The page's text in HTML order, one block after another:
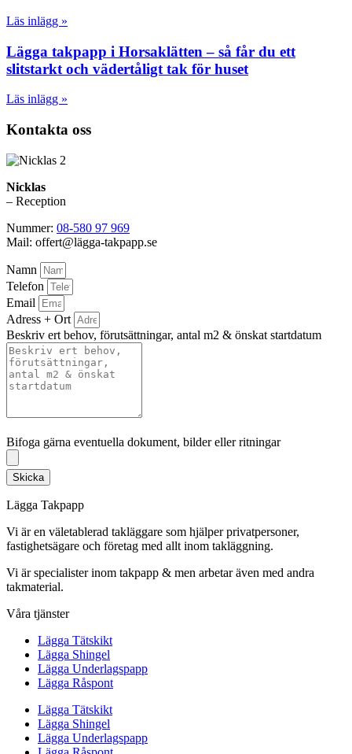
Läs inlägg »
Lägga takpapp i Horsaklätten – så får du ett
slitstarkt och vädertåligt tak för huset
Läs inlägg »
Kontakta oss
Nicklas
– Reception
Nummer: 08-580 97 969
Mail: offert@lägga-takpapp.se
Namn
Telefon
Email
Adress + Ort
Beskriv ert behov, förutsättningar, antal m2 & önskat startdatum
Bifoga gärna eventuella dokument, bilder eller ritningar
Skicka
Lägga Takpapp
Vi är en väletablerad takläggare som hjälper privatpersoner,
fastighetsägare och företag med allt inom takläggning.
Vi är specialister inom takpapp & men arbetar även med andra
takmaterial.
Våra tjänster
Lägga Tätskikt
Lägga Shingel
Lägga Underlagspapp
Lägga Råspont
Lägga Tätskikt
Lägga Shingel
Lägga Underlagspapp